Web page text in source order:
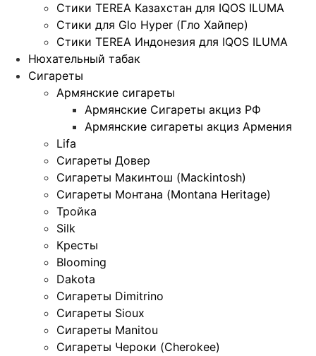
Стики TEREA Казахстан для IQOS ILUMA
Стики для Glo Hyper (Гло Хайпер)
Стики TEREA Индонезия для IQOS ILUMA
Нюхательный табак
Сигареты
Армянские сигареты
Армянские Сигареты акциз РФ
Армянские сигареты акциз Армения
Lifa
Сигареты Довер
Сигареты Макинтош (Mackintosh)
Сигареты Монтана (Montana Heritage)
Тройка
Silk
Кресты
Blooming
Dakota
Сигареты Dimitrino
Сигареты Sioux
Сигареты Manitou
Сигареты Чероки (Cherokee)